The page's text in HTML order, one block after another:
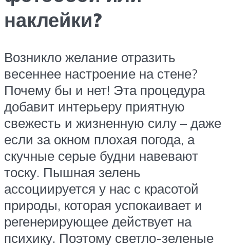
наклейки?
Возникло желание отразить
весеннее настроение на стене?
Почему бы и нет! Эта процедура
добавит интерьеру приятную
свежесть и жизненную силу – даже
если за окном плохая погода, а
скучные серые будни навевают
тоску. Пышная зелень
ассоциируется у нас с красотой
природы, которая успокаивает и
регенерирующее действует на
психику. Поэтому светло-зеленые